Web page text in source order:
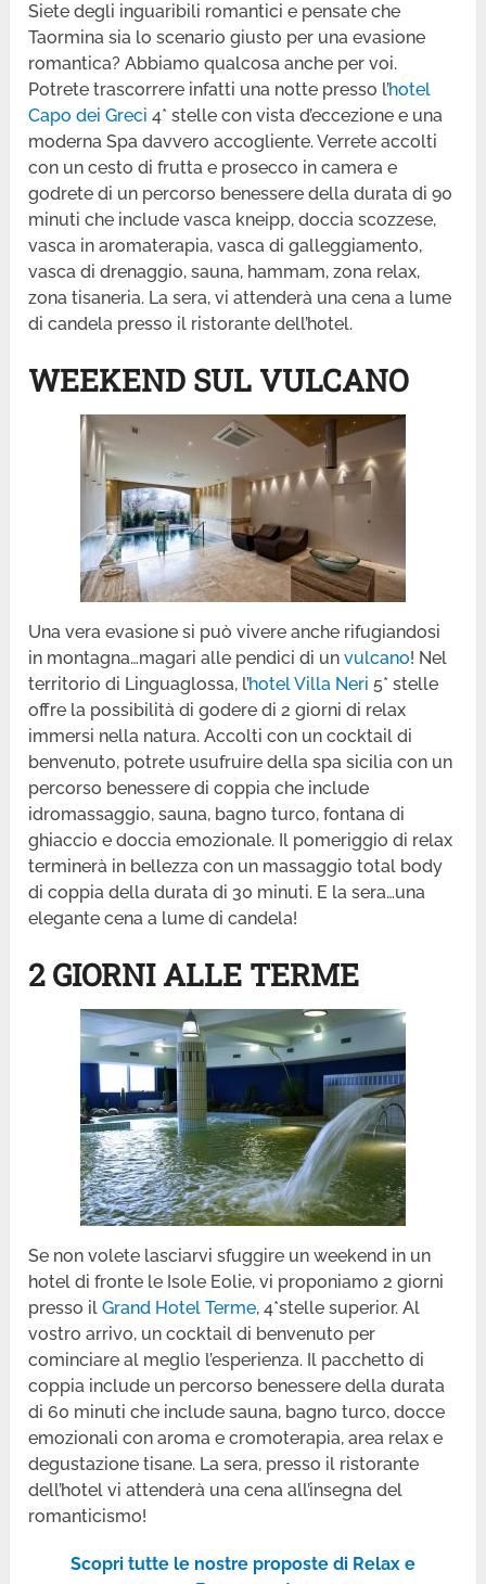
Siete degli inguaribili romantici e pensate che
Taormina sia lo scenario giusto per una evasione
romantica? Abbiamo qualcosa anche per voi.
Potrete trascorrere infatti una notte presso l’hotel
Capo dei Greci 4* stelle con vista d’eccezione e una
moderna Spa davvero accogliente. Verrete accolti
con un cesto di frutta e prosecco in camera e
godrete di un percorso benessere della durata di 90
minuti che include vasca kneipp, doccia scozzese,
vasca in aromaterapia, vasca di galleggiamento,
vasca di drenaggio, sauna, hammam, zona relax,
zona tisaneria. La sera, vi attenderà una cena a lume
di candela presso il ristorante dell’hotel.
WEEKEND SUL VULCANO
Una vera evasione si può vivere anche rifugiandosi
in montagna…magari alle pendici di un vulcano! Nel
territorio di Linguaglossa, l’hotel Villa Neri 5* stelle
offre la possibilità di godere di 2 giorni di relax
immersi nella natura. Accolti con un cocktail di
benvenuto, potrete usufruire della spa sicilia con un
percorso benessere di coppia che include
idromassaggio, sauna, bagno turco, fontana di
ghiaccio e doccia emozionale. Il pomeriggio di relax
terminerà in bellezza con un massaggio total body
di coppia della durata di 30 minuti. E la sera…una
elegante cena a lume di candela!
2 GIORNI ALLE TERME
Se non volete lasciarvi sfuggire un weekend in un
hotel di fronte le Isole Eolie, vi proponiamo 2 giorni
presso ilGrand Hotel Terme, 4*stelle superior. Al
vostro arrivo, un cocktail di benvenuto per
cominciare al meglio l’esperienza. Il pacchetto di
coppia include un percorso benessere della durata
di 60 minuti che include sauna, bagno turco, docce
emozionali con aroma e cromoterapia, area relax e
degustazione tisane. La sera, presso il ristorante
dell’hotel vi attenderà una cena all’insegna del
romanticismo!
Scopri tutte le nostre proposte di Relax e